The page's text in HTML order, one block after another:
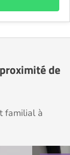
de
familial à